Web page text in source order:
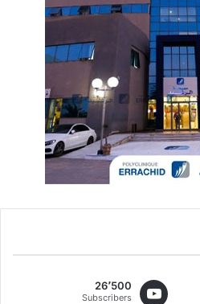
26٬500
Subscribers